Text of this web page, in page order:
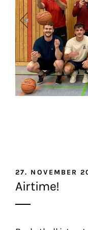
27. NOVEMBER
Airtime!